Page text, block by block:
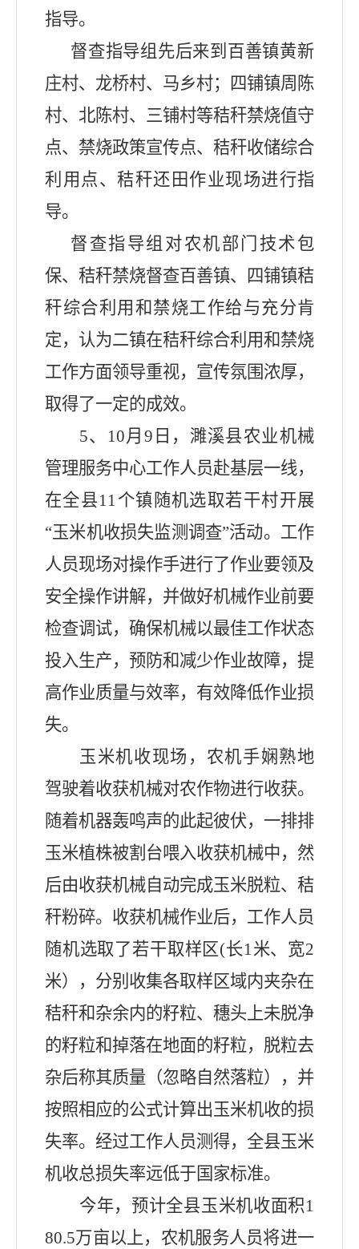
指导。
督查指导组先后来到百善镇黄新
庄村、龙桥村、马乡村；四铺镇周陈
村、北陈村、三铺村等秸秆禁烧值守
点、禁烧政策宣传点、秸秆收储综合
利用点、秸秆还田作业现场进行指
导。
督查指导组对农机部门技术包
保、秸秆禁烧督查百善镇、四铺镇秸
秆综合利用和禁烧工作给与充分肯
定，认为二镇在秸秆综合利用和禁烧
工作方面领导重视，宣传氛围浓厚，
取得了一定的成效。
5、 10月 9 日，濉溪县农业机械
管理服务中心工作人员赴基层一线，
在全县11个镇随机选取若干村开展
“玉米机收损失监测调查”活动。工作
人员现场对操作手进行了作业要领及
安全操作讲解，并做好机械作业前要
检查调试，确保机械以最佳工作状态
投入生产，预防和减少作业故障，提
高作业质量与效率，有效降低作业损
失。
玉米机收现场，农机手娴熟地
驾驶着收获机械对农作物进行收获。
随着机器轰鸣声的此起彼伏，一排排
玉米植株被割台喂入收获机械中，然
后由收获机械自动完成玉米脱粒、秸
秆粉碎。收获机械作业后，工作人员
随机选取了若干取样区(长1米、宽2
米），分别收集各取样区域内夹杂在
秸秆和杂余内的籽粒、穗头上未脱净
的籽粒和掉落在地面的籽粒，脱粒去
杂后称其质量（忽略自然落粒），并
按照相应的公式计算出玉米机收的损
失率。经过工作人员测得，全县玉米
机收总损失率远低于国家标准。
今年，预计全县玉米机收面积1
80.5万亩以上，农机服务人员将进一